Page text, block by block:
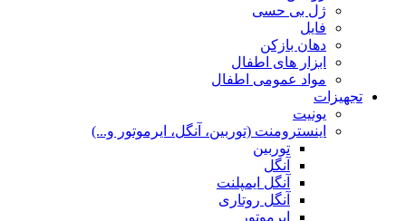
ژل بی حسی
فایل
دهان بازکن
ابزار های اطفال
مواد عمومی اطفال
تجهیزات
یونیت
اینسترومنت (توربین، آنگل، ایرموتور و...)
توربین
آنگل
آنگل ایمپلنت
آنگل روتاری
ایرموتور